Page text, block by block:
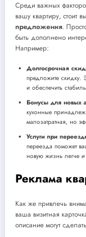
Среди важных
вашу квартиру, стоит
предложения.
быть дополнено
Например:
Долгосрочная
предложите скидку.
и обеспечить
Бонусы для новых
кухонные
малозатратная, но
Услуги при
переезда поможет
новую жизнь легче и
Реклама
Как же привлечь
ваша визитная
описание могут